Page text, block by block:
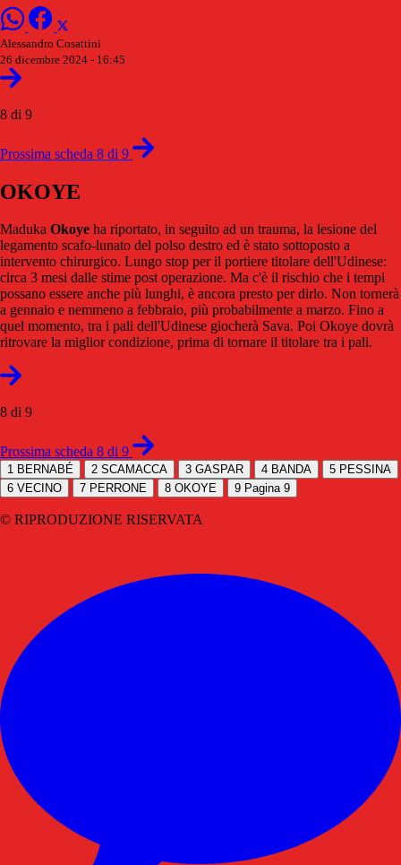
Alessandro Cosattini
26 dicembre 2024 - 16:45
8 di 9
Prossima scheda 8 di 9
OKOYE
Maduka Okoye ha riportato, in seguito ad un trauma, la lesione del
legamento scafo-lunato del polso destro ed è stato sottoposto a
intervento chirurgico. Lungo stop per il portiere titolare dell'Udinese:
circa 3 mesi dalle stime post operazione. Ma c'è il rischio che i tempi
possano essere anche più lunghi, è ancora presto per dirlo. Non tornerà
a gennaio e nemmeno a febbraio, più probabilmente a marzo. Fino a
quel momento, tra i pali dell'Udinese giocherà Sava. Poi Okoye dovrà
ritrovare la miglior condizione, prima di tornare il titolare tra i pali.
8 di 9
Prossima scheda 8 di 9
1 BERNABÉ 2 SCAMACCA 3 GASPAR 4 BANDA 5 PESSINA
6 VECINO 7 PERRONE 8 OKOYE 9 Pagina 9
© RIPRODUZIONE RISERVATA